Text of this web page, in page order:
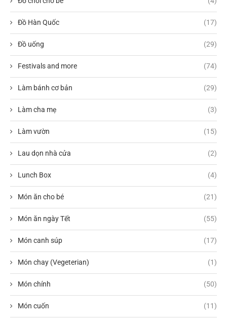
Đồ Hàn Quốc (17)
Đồ uống (29)
Festivals and more (74)
Làm bánh cơ bản (29)
Làm cha mẹ (3)
Làm vườn (15)
Lau dọn nhà cửa (2)
Lunch Box (4)
Món ăn cho bé (21)
Món ăn ngày Tết (55)
Món canh súp (17)
Món chay (Vegeterian) (1)
Món chính (50)
Món cuốn (11)